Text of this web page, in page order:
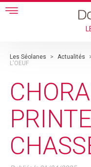
Skip to main content
Les Séolanes > Actualités
L'OEUF